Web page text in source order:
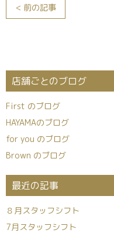
< 前の記事
店舗ごとのブログ
First のブログ
HAYAMAのブログ
for you のブログ
Brown のブログ
最近の記事
８月スタッフシフト
7月スタッフシフト